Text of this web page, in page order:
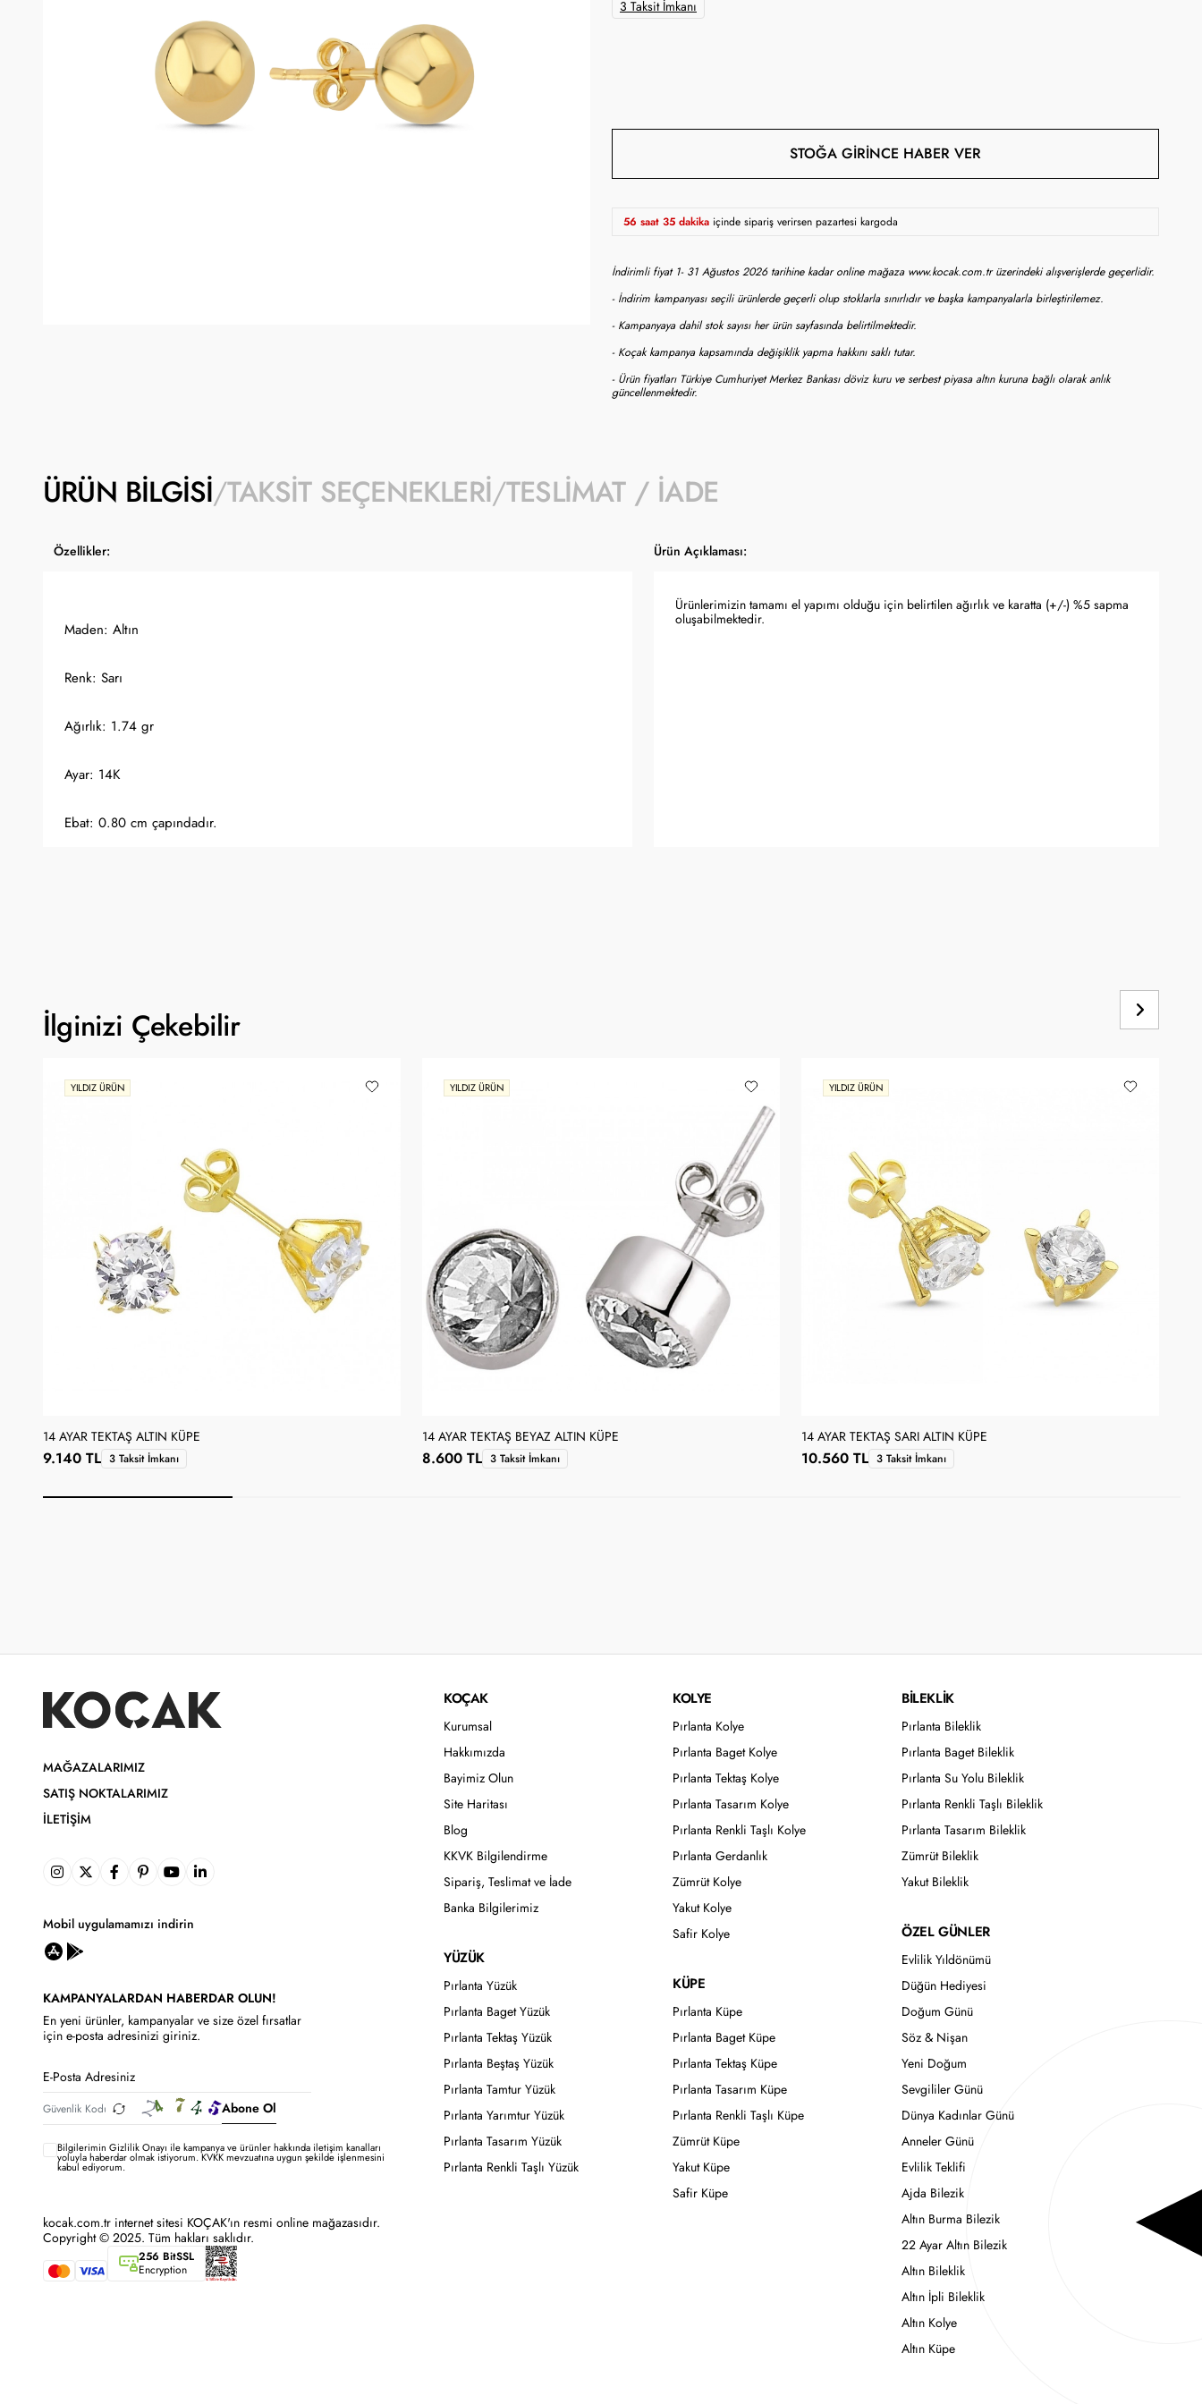
3 Taksit İmkanı
STOĞA GIRINCE HABER VER
56 saat 35 dakika içinde sipariş verirsen pazartesi kargoda
İndirimli fiyat 1- 31 Ağustos 2026 tarihine kadar online mağaza www.kocak.com.tr üzerindeki alışverişlerde geçerlidir.
- İndirim kampanyası seçili ürünlerde geçerli olup stoklarla sınırlıdır ve başka kampanyalarla birleştirilemez.
- Kampanyaya dahil stok sayısı her ürün sayfasında belirtilmektedir.
- Koçak kampanya kapsamında değişiklik yapma hakkını saklı tutar.
- Ürün fiyatları Türkiye Cumhuriyet Merkez Bankası döviz kuru ve serbest piyasa altın kuruna bağlı olarak anlık
güncellenmektedir.
ÜRÜN BILGISI TAKSIT SEÇENEKLERI TESLIMAT / İADE
Özellikler: Ürün Açıklaması:
Maden: Altın
Ürünlerimizin tamamı el yapımı olduğu için belirtilen ağırlık ve karatta (+/-) %5 sapma
oluşabilmektedir.
Renk: Sarı
Ağırlık: 1.74 gr
Ayar: 14K
Ebat: 0.80 cm çapındadır.
İlginizi Çekebilir
YILDIZ ÜRÜN
14 AYAR TEKTAŞ ALTIN KÜPE
9.140 TL 3 Taksit İmkanı
YILDIZ ÜRÜN
14 AYAR TEKTAŞ BEYAZ ALTIN KÜPE
8.600 TL 3 Taksit İmkanı
YILDIZ ÜRÜN
14 AYAR TEKTAŞ SARI ALTIN KÜPE
10.560 TL 3 Taksit İmkanı
MAĞAZALARIMIZ
SATIŞ NOKTALARIMIZ
İLETIŞIM
Mobil uygulamamızı indirin
KAMPANYALARDAN HABERDAR OLUN!
En yeni ürünler, kampanyalar ve size özel fırsatlar
için e-posta adresinizi giriniz.
Abone Ol
Bilgilerimin Gizlilik Onayı ile kampanya ve ürünler hakkında iletişim kanalları
yoluyla haberdar olmak istiyorum.KVKK mevzuatına uygun şekilde işlenmesini
kabul ediyorum.
kocak.com.tr internet sitesi KOÇAK'ın resmi online mağazasıdır.
Copyright © 2025. Tüm hakları saklıdır.
256 BitSSL
Encryption
KOÇAK
Kurumsal
Hakkımızda
Bayimiz Olun
Site Haritası
Blog
KKVK Bilgilendirme
Sipariş, Teslimat ve İade
Banka Bilgilerimiz
YÜZÜK
Pırlanta Yüzük
Pırlanta Baget Yüzük
Pırlanta Tektaş Yüzük
Pırlanta Beştaş Yüzük
Pırlanta Tamtur Yüzük
Pırlanta Yarımtur Yüzük
Pırlanta Tasarım Yüzük
Pırlanta Renkli Taşlı Yüzük
KOLYE
Pırlanta Kolye
Pırlanta Baget Kolye
Pırlanta Tektaş Kolye
Pırlanta Tasarım Kolye
Pırlanta Renkli Taşlı Kolye
Pırlanta Gerdanlık
Zümrüt Kolye
Yakut Kolye
Safir Kolye
KÜPE
Pırlanta Küpe
Pırlanta Baget Küpe
Pırlanta Tektaş Küpe
Pırlanta Tasarım Küpe
Pırlanta Renkli Taşlı Küpe
Zümrüt Küpe
Yakut Küpe
Safir Küpe
BİLEKLİK
Pırlanta Bileklik
Pırlanta Baget Bileklik
Pırlanta Su Yolu Bileklik
Pırlanta Renkli Taşlı Bileklik
Pırlanta Tasarım Bileklik
Zümrüt Bileklik
Yakut Bileklik
ÖZEL GÜNLER
Evlilik Yıldönümü
Düğün Hediyesi
Doğum Günü
Söz & Nişan
Yeni Doğum
Sevgililer Günü
Dünya Kadınlar Günü
Anneler Günü
Evlilik Teklifi
Ajda Bilezik
Altın Burma Bilezik
22 Ayar Altın Bilezik
Altın Bileklik
Altın İpli Bileklik
Altın Kolye
Altın Küpe